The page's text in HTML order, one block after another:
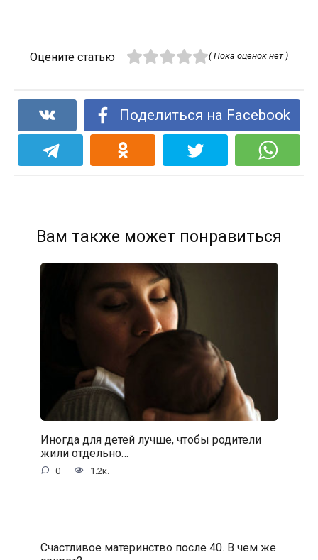
Оцените статью ( Пока оценок нет )
Поделиться на Facebook
Вам также может понравиться
Иногда для детей лучше, чтобы родители
жили отдельно…
0 1.2к.
Счастливое материнство после 40. В чем же